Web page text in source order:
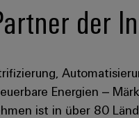
der
Energien –
ist in über 80